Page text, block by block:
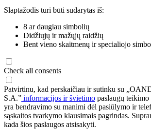
Slaptažodis turi būti sudarytas iš:
8 ar daugiau simbolių
Didžiųjų ir mažųjų raidžių
Bent vieno skaitmenų ir specialiojo
Check all consents
Patvirtinu, kad perskaičiau ir sutinku su
S.A.” informacijos ir švietimo paslaugų
yra bendravimo su manimi dėl pasiūlymo ir
sąskaitos tvarkymo klausimais pagrindas.
kada šios paslaugos atsisakyti.